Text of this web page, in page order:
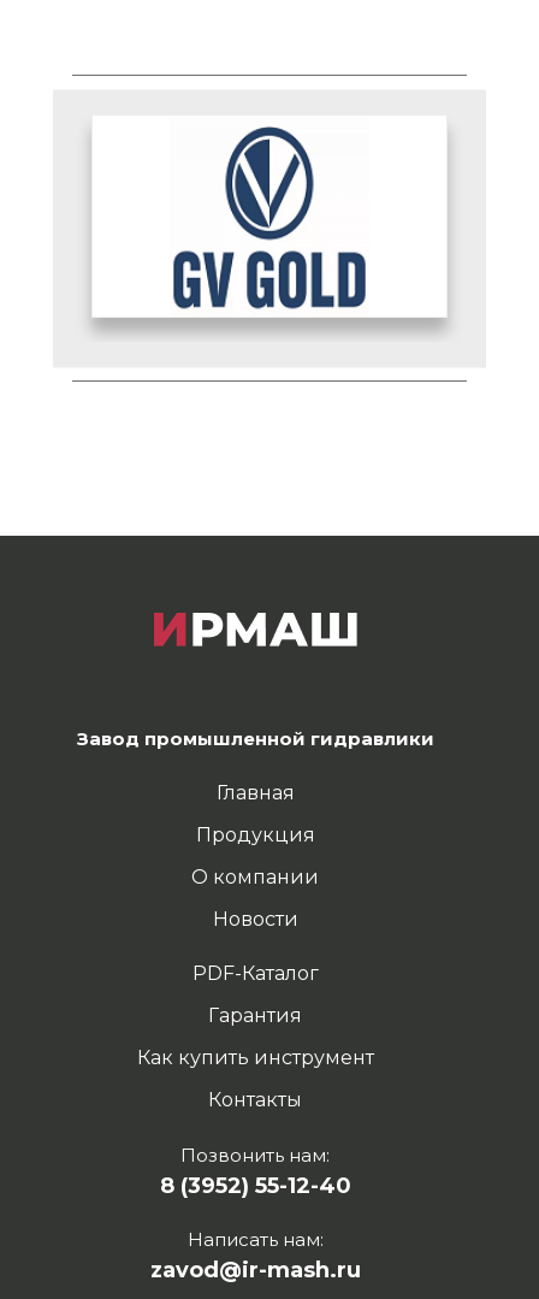
Завод промышленной гидравлики
Главная
Продукция
О компании
Новости
PDF-Каталог
Гарантия
Как купить инструмент
Контакты
Позвонить нам:
8 (3952) 55-12-40
Написать нам:
zavod@ir-mash.ru